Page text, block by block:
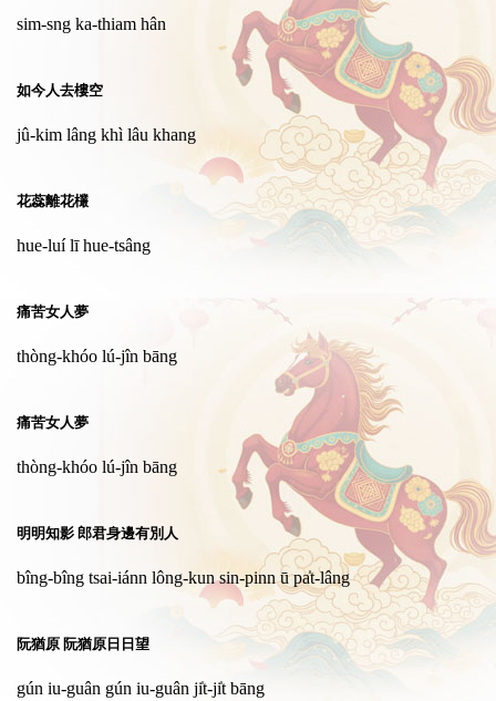
sim-sng ka-thiam hân
如今人去樓空
jû-kim lâng khì lâu khang
花蕊離花欉
hue-luí lī hue-tsâng
痛苦女人夢
thòng-khóo lú-jîn bāng
痛苦女人夢
thòng-khóo lú-jîn bāng
明明知影 郎君身邊有別人
bîng-bîng tsai-iánn lông-kun sin-pinn ū pa̍t-lâng
阮猶原 阮猶原日日望
gún iu-guân gún iu-guân ji̍t-ji̍t bāng